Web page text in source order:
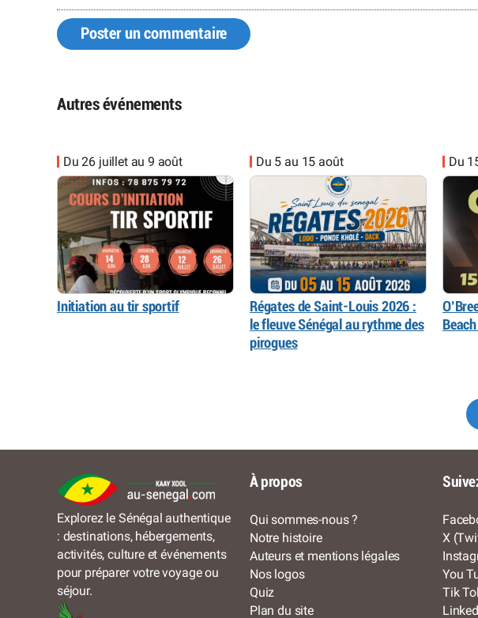
Poster un commentaire
Autres événements
Du 26 juillet au 9 août
Initiation au tir sportif
Du 5 au 15 août
Régates de Saint-Louis 2026 :
le fleuve Sénégal au rythme des
pirogues
Du
Explorez le Sénégal authentique
: destinations, hébergements,
activités, culture et événements
pour préparer votre voyage ou
séjour.
À propos
Qui sommes-nous ?
Notre histoire
Auteurs et mentions légales
Nos logos
Quiz
Plan du site
X
You
Tik